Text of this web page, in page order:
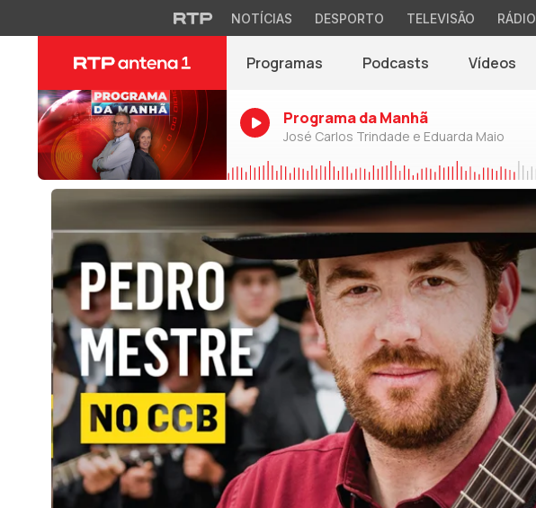
NOTÍCIAS DESPORTO TELEVISÃO RÁDIO
Programas Podcasts Vídeos
Programa da Manhã
José Carlos Trindade e Eduarda Maio